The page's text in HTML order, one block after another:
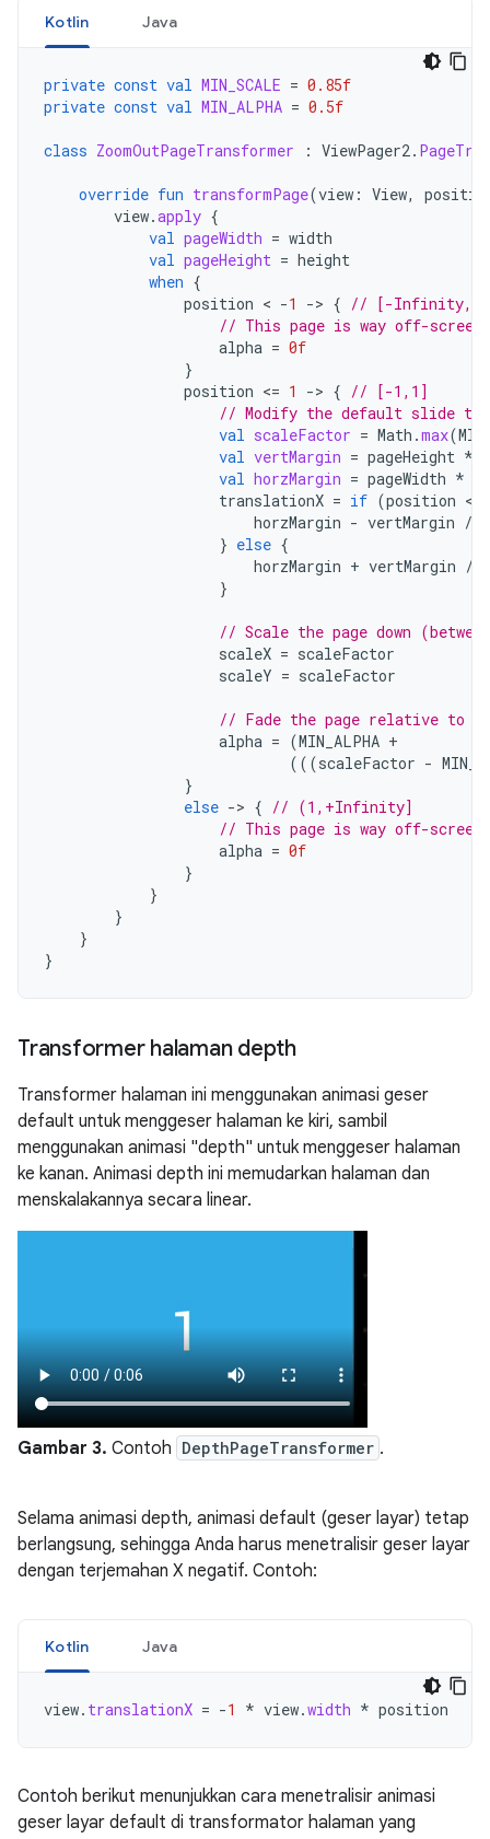
Kotlin Java
private const val MIN_SCALE = 0.85f
private const val MIN_ALPHA = 0.5f
class ZoomOutPageTransformer : ViewPager2.
override fun transformPage(view : View,
view.apply {
val pageWidth = width
val pageHeight = height
when {
position < -1 -> { // [-Infinity,-
// This page is way off-
alpha = 0f
}
position <= 1 -> { // [-1,1]
// Modify the default slide
val scaleFactor = Math .max(
val vertMargin = pageHeight *
val horzMargin = pageWidth *
translationX = if (position <
horzMargin - vertMargin /
} else {
horzMargin + vertMargin /
}
// Scale the page down
scaleX = scaleFactor
scaleY = scaleFactor
// Fade the page relative to
alpha = (MIN_ALPHA +
(((scaleFactor -
}
else -> { // (1,+Infinity]
// This page is way off-
alpha = 0f
}
}
}
}
}
Transformer halaman depth
Transformer halaman ini menggunakan animasi geser
default untuk menggeser halaman ke kiri, sambil
menggunakan animasi "depth" untuk menggeser halaman
ke kanan. Animasi depth ini memudarkan halaman dan
menskalakannya secara linear.
Gambar 3. Contoh DepthPageTransformer .
Selama animasi depth, animasi default (geser layar) tetap
berlangsung, sehingga Anda harus menetralisir geser layar
dengan terjemahan X negatif. Contoh:
Kotlin Java
view. translationX = -1 * view.width * position
Contoh berikut menunjukkan cara menetralisir animasi
geser layar default di transformator halaman yang